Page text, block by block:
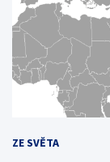
ZE SVĚTA